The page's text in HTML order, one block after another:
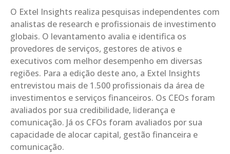
O Extel Insights realiza pesquisas independentes com
analistas de research e profissionais de investimento
globais. O levantamento avalia e identifica os
provedores de serviços, gestores de ativos e
executivos com melhor desempenho em diversas
regiões. Para a edição deste ano, a Extel Insights
entrevistou mais de 1.500 profissionais da área de
investimentos e serviços financeiros. Os CEOs foram
avaliados por sua credibilidade, liderança e
comunicação. Já os CFOs foram avaliados por sua
capacidade de alocar capital, gestão financeira e
comunicação.